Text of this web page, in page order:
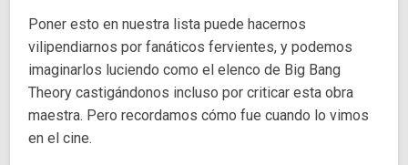
Poner esto en nuestra lista puede hacernos
vilipendiarnos por fanáticos fervientes, y podemos
imaginarlos luciendo como el elenco de Big Bang
Theory castigándonos incluso por criticar esta obra
maestra. Pero recordamos cómo fue cuando lo vimos
en el cine.